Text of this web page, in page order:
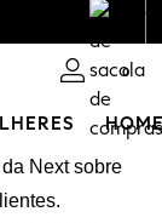
possível.
0
Next sobre